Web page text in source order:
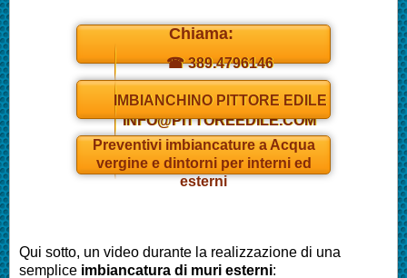
Chiama:
☎ 389.4796146
Daniel
INFO@PITTOREEDILE.COM
IMBIANCHINO PITTORE EDILE
Preventiviimbiancature a Acqua
vergine e dintorni per interni ed
esterni
Qui sotto, un video durante la realizzazione di una
semplice imbiancatura di muri esterni: